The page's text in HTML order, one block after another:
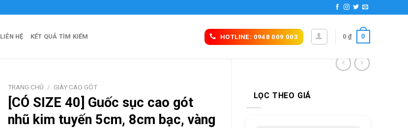
LIÊN HỆ KẾT QUẢ TÌM KIẾM HOTLINE: 0948 009 003 0 ₫ 0
LỌC THEO GIÁ
TRANG CHỦ / GIÀY CAO GÓT
[CÓ SIZE 40] Guốc sục cao gót
nhũ kim tuyến 5cm, 8cm bạc, vàng